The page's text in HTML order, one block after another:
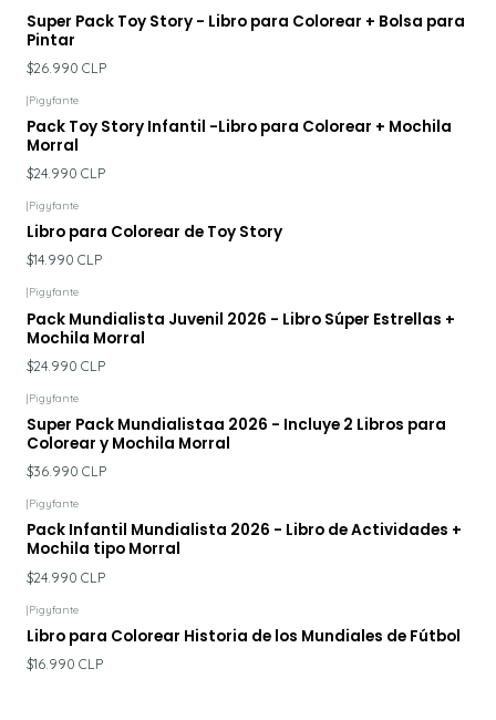
Super Pack Toy Story - Libro para Colorear + Bolsa para
Pintar
$26.990 CLP
|Pigyfante
Pack Toy Story Infantil -Libro para Colorear + Mochila
Morral
$24.990 CLP
|Pigyfante
Libro para Colorear de Toy Story
$14.990 CLP
|Pigyfante
Pack Mundialista Juvenil 2026 - Libro Súper Estrellas +
Mochila Morral
$24.990 CLP
|Pigyfante
Super Pack Mundialistaa 2026 - Incluye 2 Libros para
Colorear y Mochila Morral
$36.990 CLP
|Pigyfante
Pack Infantil Mundialista 2026 - Libro de Actividades +
Mochila tipo Morral
$24.990 CLP
|Pigyfante
Libro para Colorear Historia de los Mundiales de Fútbol
$16.990 CLP